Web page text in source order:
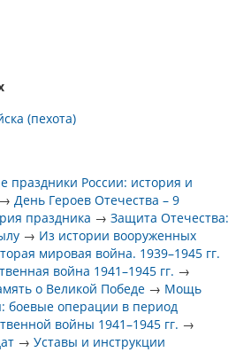
(пехота)
праздники России: история и
→День Героев Отечества – 9
праздника →Защита Отечества:
→ Из истории вооруженных
мировая война. 1939–1945 гг.
война 1941–1945 гг. →
о Великой Победе → Мощь
боевые операции в период
войны 1941–1945 гг. →
→Уставы и инструкции